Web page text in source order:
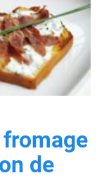
de